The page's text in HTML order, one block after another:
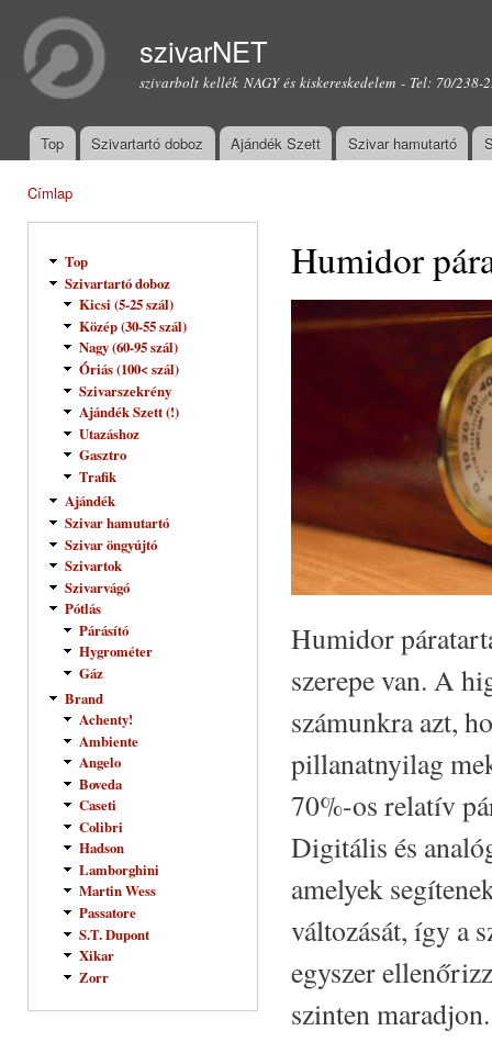
szivarNET
szivarbolt kellék NAGY és kiskereskedelem - Tel: 70/238-
Főmenü
Top Szivartartó doboz Ajándék Szett Szivar hamutartó
Címlap
Top
Szivartartó doboz
Kicsi (5-25 szál)
Közép (30-55 szál)
Nagy (60-95 szál)
Óriás (100< szál)
Szivarszekrény
Ajándék Szett (!)
Utazáshoz
Gasztro
Trafik
Ajándék
Szivar hamutartó
Szivar öngyújtó
Szivartok
Szivarvágó
Pótlás
Párásító
Hygrométer
Gáz
Brand
Achenty!
Ambiente
Angelo
Boveda
Caseti
Colibri
Hadson
Lamborghini
Martin Wess
Passatore
S.T. Dupont
Xikar
Zorr
Humidor
Humidor
szerepe van. A
számunkra azt,
pillanatnyilag
70%-os relatív
Digitális és
amelyek
változását, így a
egyszer
szinten maradjon.